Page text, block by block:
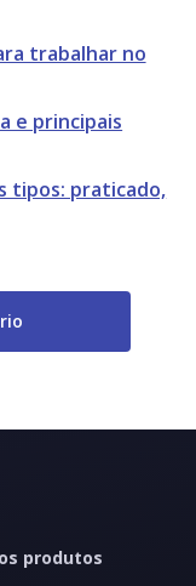
trabalhar no
e principais
tipos: praticado,
produtos